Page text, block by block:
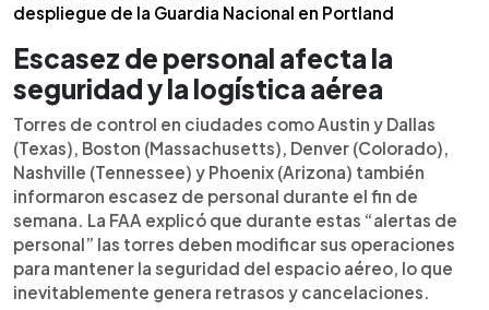
despliegue de la Guardia Nacional en Portland
Escasez de personal afecta la
seguridad y la logística aérea
Torres de control en ciudades como Austin y Dallas
(Texas), Boston (Massachusetts), Denver (Colorado),
Nashville (Tennessee) y Phoenix (Arizona) también
informaron escasez de personal durante el fin de
semana. La FAA explicó que durante estas “alertas de
personal” las torres deben modificar sus operaciones
para mantener la seguridad del espacio aéreo, lo que
inevitablemente genera retrasos y cancelaciones.